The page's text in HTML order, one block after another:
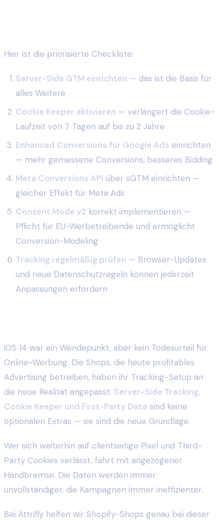
Hier ist die priorisierte Checkliste:
Server-Side GTM einrichten — das ist die Basis für
alles Weitere
Cookie Keeper aktivieren — verlängert die Cookie-
Laufzeit von 7 Tagen auf bis zu 2 Jahre
Enhanced Conversions für Google Ads einrichten
— mehr gemessene Conversions, besseres Bidding
Meta Conversions API über sGTM einrichten —
gleicher Effekt für Meta Ads
Consent Mode v2 korrekt implementieren —
Pflicht für EU-Werbetreibende und ermöglicht
Conversion-Modeling
Tracking regelmäßig prüfen — Browser-Updates
und neue Datenschutzregeln können jederzeit
Anpassungen erfordern
iOS 14 war ein Wendepunkt, aber kein Todesurteil für
Online-Werbung. Die Shops, die heute profitables
Advertising betreiben, haben ihr Tracking-Setup an
die neue Realität angepasst. Server-Side Tracking,
Cookie Keeper und First-Party Data sind keine
optionalen Extras — sie sind die neue Grundlage.
Wer sich weiterhin auf clientseitige Pixel und Third-
Party Cookies verlässt, fährt mit angezogener
Handbremse. Die Daten werden immer
unvollständiger, die Kampagnen immer ineffizienter.
Bei Attrifly helfen wir Shopify-Shops genau bei dieser